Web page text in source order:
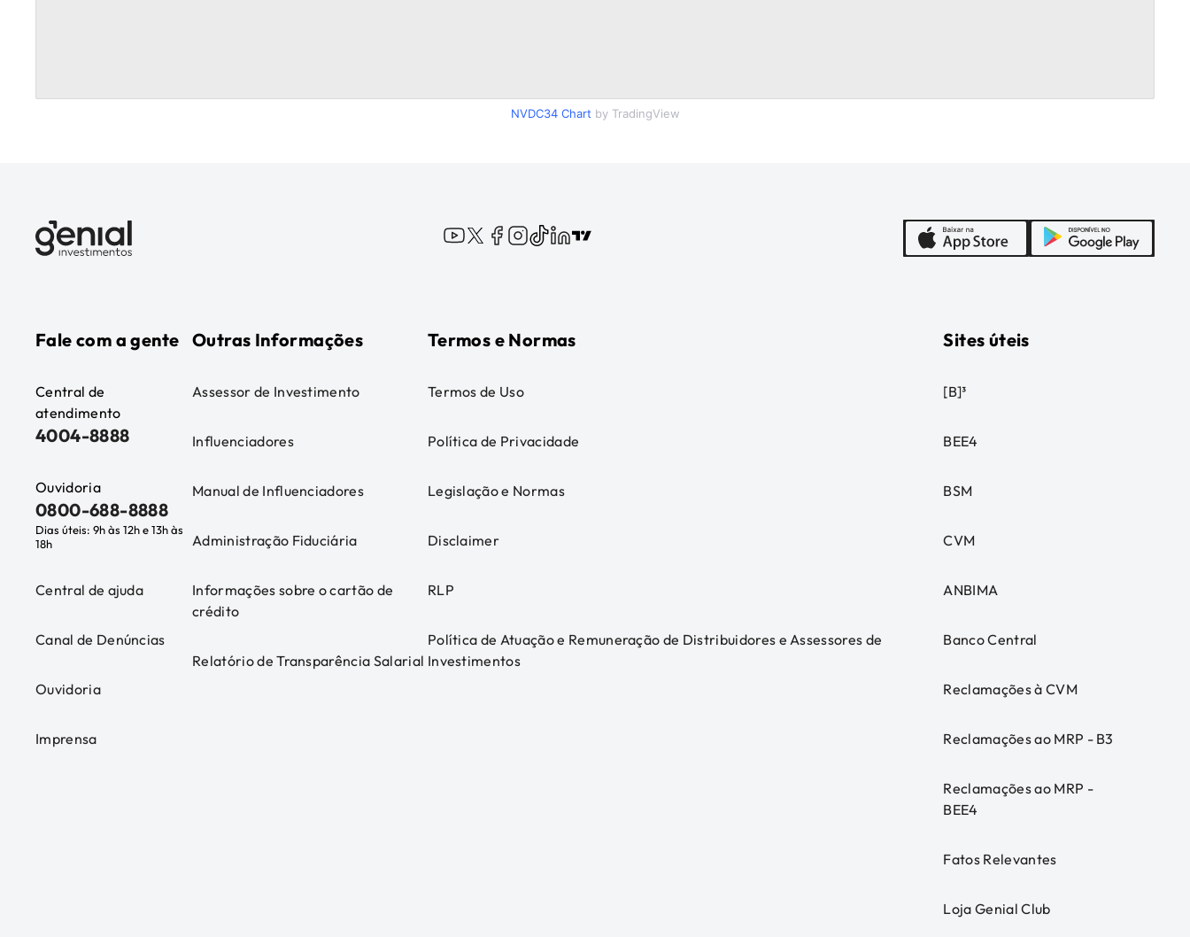
NVDC34Chart by TradingView
Fale com a gente
Central de
atendimento
4004-8888
Ouvidoria
0800-688-8888
Dias úteis: 9h às 12h e 13h às
18h
Central de ajuda
Canal de Denúncias
Ouvidoria
Imprensa
Outras Informações
Assessor de Investimento
Influenciadores
Manual de Influenciadores
Administração Fiduciária
Informações sobre o cartão de
crédito
Relatório de Transparência Salarial
Termos e Normas
Termos de Uso
Política de Privacidade
Legislação e Normas
Disclaimer
RLP
Política de Atuação e Remuneração de Distribuidores e Assessores de
Investimentos
Sites úteis
[B]³
BEE4
BSM
CVM
ANBIMA
Banco Central
Reclamações à CVM
Reclamações ao MRP - B3
Reclamações ao MRP -
BEE4
Fatos Relevantes
Loja Genial Club